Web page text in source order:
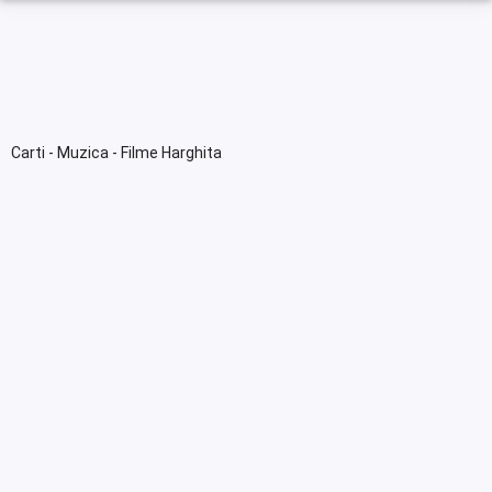
Carti - Muzica - Filme Harghita